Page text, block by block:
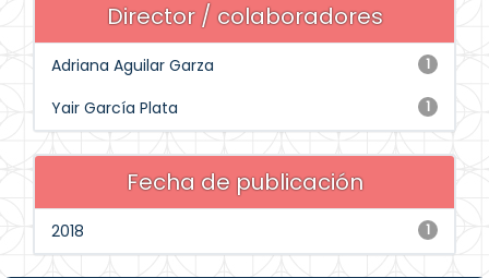
Director / colaboradores
1
Adriana Aguilar Garza
1
Yair García Plata
Fecha de publicación
1
2018